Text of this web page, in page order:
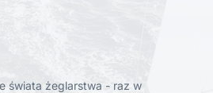
świata żeglarstwa - raz w